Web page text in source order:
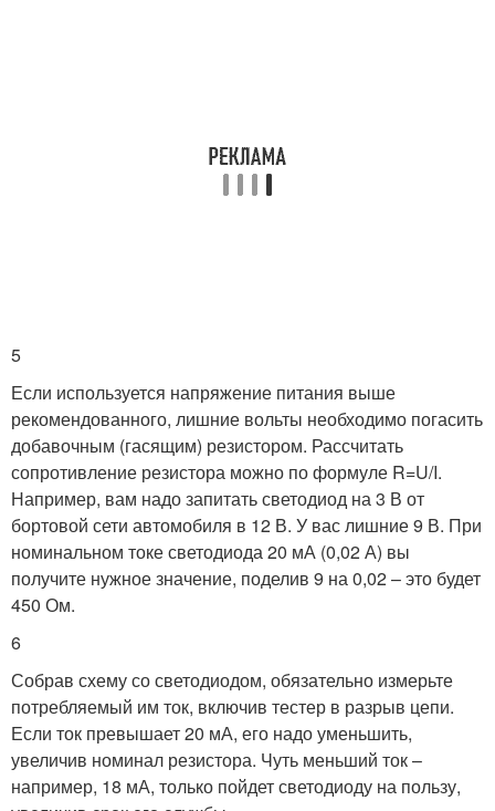
5
Если используется напряжение питания выше
рекомендованного, лишние вольты необходимо погасить
добавочным (гасящим) резистором. Рассчитать
сопротивление резистора можно по формуле R=U/I.
Например, вам надо запитать светодиод на 3 В от
бортовой сети автомобиля в 12 В. У вас лишние 9 В. При
номинальном токе светодиода 20 мА (0,02 А) вы
получите нужное значение, поделив 9 на 0,02 – это будет
450 Ом.
6
Собрав схему со светодиодом, обязательно измерьте
потребляемый им ток, включив тестер в разрыв цепи.
Если ток превышает 20 мА, его надо уменьшить,
увеличив номинал резистора. Чуть меньший ток –
например, 18 мА, только пойдет светодиоду на пользу,